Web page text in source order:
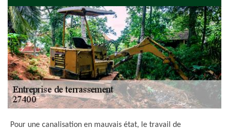
Pour une canalisation en mauvais état, le travail de